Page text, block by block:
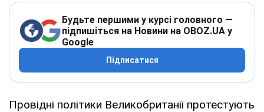
Будьте першими у курсі головного —
підпишіться на Новини на OBOZ.UA у
Google
Підписатися
Провідні політики Великобританії протестують